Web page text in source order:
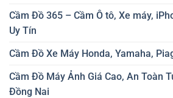
Cầm Đồ 365 – Cầm Ô tô, Xe máy,
Uy Tín
Cầm Đồ Xe Máy Honda, Yamaha,
Cầm Đồ Máy Ảnh Giá Cao, An Toàn
Đồng Nai